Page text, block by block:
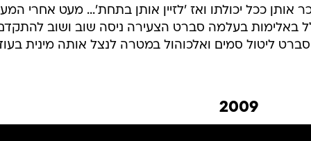
אותן ככל יכולתו ואז 'לזיין אותן בתחת'... מעט אחרי
באלימות בעלמה סברט הצעירה ניסה שוב ושוב
ליטול סמים ואלכוהול במטרה לנצל אותה מינית
2009